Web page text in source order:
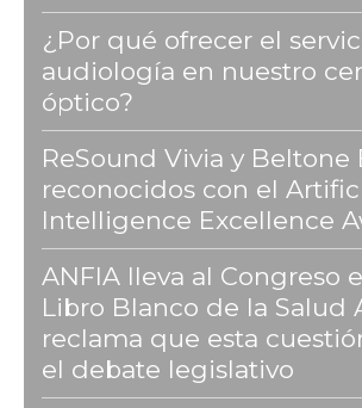
¿Por qué ofrecer el
audiología en nuestro
óptico?
ReSound Vivia y Beltone
reconocidos con el
Intelligence Excellence
ANFIA lleva al Congreso
Libro Blanco de la Salud
reclama que esta
el debate legislativo